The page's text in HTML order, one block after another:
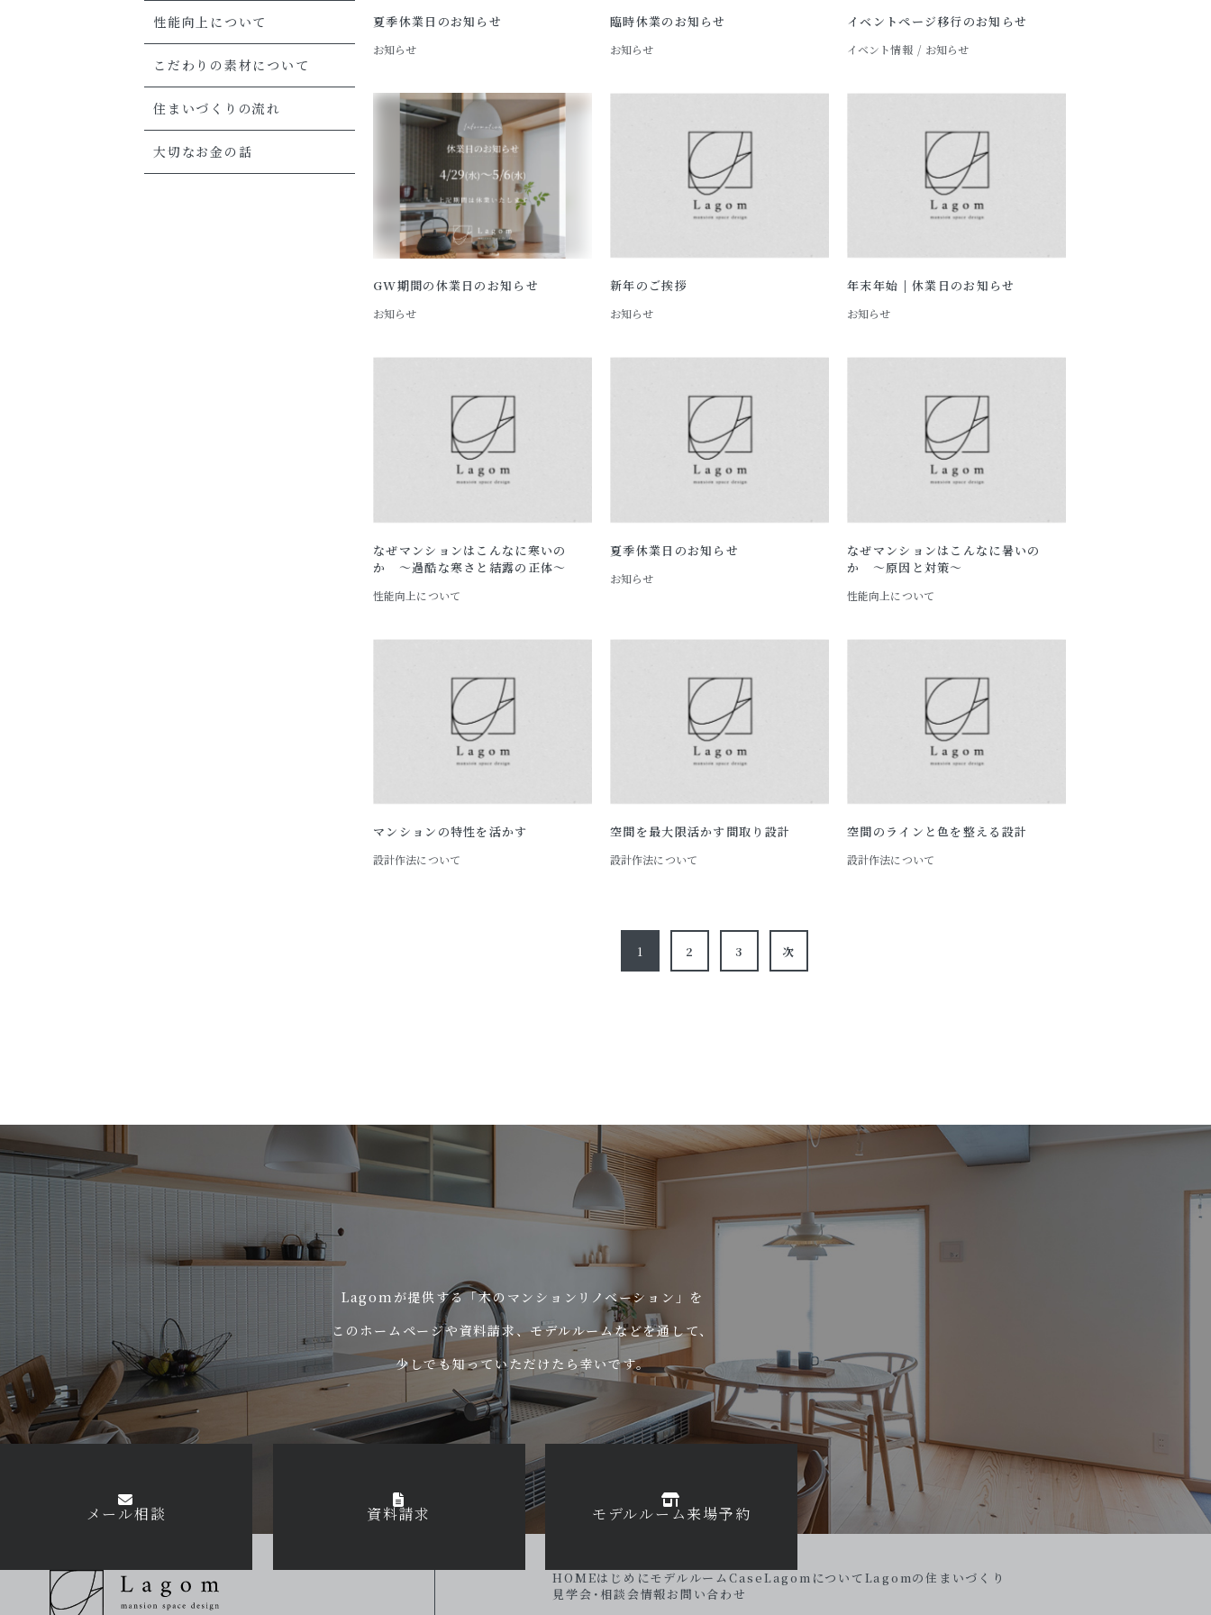
性能向上について
こだわりの素材について
住まいづくりの流れ
大切なお金の話
夏季休業日のお知らせ
お知らせ
臨時休業のお知らせ
お知らせ
イベントページ移行のお知らせ
イベント情報 お知らせ
GW期間の休業日のお知らせ
お知らせ
新年のご挨拶
お知らせ
年末年始 | 休業日のお知らせ
お知らせ
なぜマンションはこんなに寒いの
か ～過酷な寒さと結露の正体～
性能向上について
夏季休業日のお知らせ
お知らせ
なぜマンションはこんなに暑いの
か ～原因と対策～
性能向上について
マンションの特性を活かす
設計作法について
空間を最大限活かす間取り設計
設計作法について
空間のラインと色を整える設計
設計作法について
1 2 3 次
Lagomが提供する「木のマンションリノベーション」を
このホームページや資料請求、モデルルームなどを通して、
少しでも知っていただけたら幸いです。
メール相談 資料請求 モデルルーム来場予約
HOMEはじめにモデルルームCaseLagomについてLagomの住まいづくり
見学会･相談会情報お問い合わせ